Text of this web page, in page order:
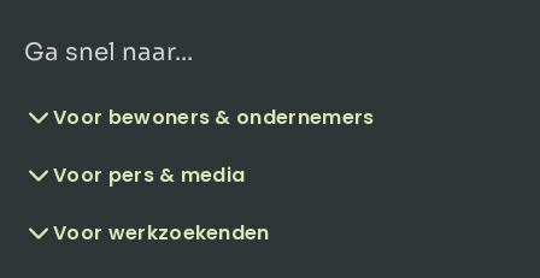
Ga snel naar...
Voor bewoners & ondernemers
Voor pers & media
Voor werkzoekenden